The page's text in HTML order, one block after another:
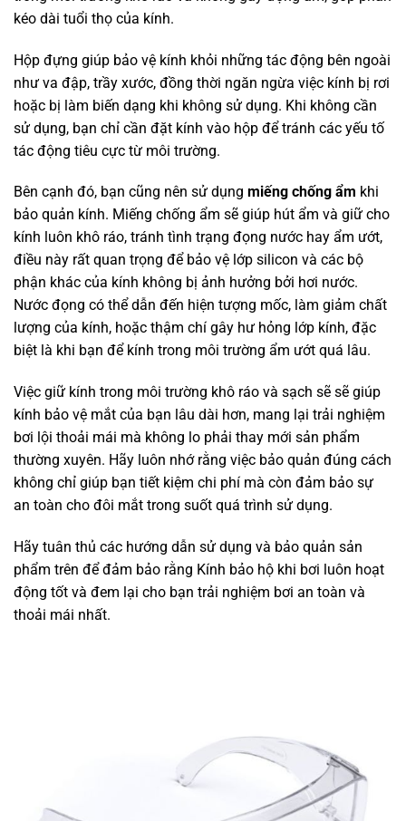
kéo dài tuổi thọ của kính.
Hộp đựng giúp bảo vệ kính khỏi những tác động bên ngoài
như va đập, trầy xước, đồng thời ngăn ngừa việc kính bị rơi
hoặc bị làm biến dạng khi không sử dụng. Khi không cần
sử dụng, bạn chỉ cần đặt kính vào hộp để tránh các yếu tố
tác động tiêu cực từ môi trường.
Bên cạnh đó, bạn cũng nên sử dụng miếng chống ẩm khi
bảo quản kính. Miếng chống ẩm sẽ giúp hút ẩm và giữ cho
kính luôn khô ráo, tránh tình trạng đọng nước hay ẩm ướt,
điều này rất quan trọng để bảo vệ lớp silicon và các bộ
phận khác của kính không bị ảnh hưởng bởi hơi nước.
Nước đọng có thể dẫn đến hiện tượng mốc, làm giảm chất
lượng của kính, hoặc thậm chí gây hư hỏng lớp kính, đặc
biệt là khi bạn để kính trong môi trường ẩm ướt quá lâu.
Việc giữ kính trong môi trường khô ráo và sạch sẽ sẽ giúp
kính bảo vệ mắt của bạn lâu dài hơn, mang lại trải nghiệm
bơi lội thoải mái mà không lo phải thay mới sản phẩm
thường xuyên. Hãy luôn nhớ rằng việc bảo quản đúng cách
không chỉ giúp bạn tiết kiệm chi phí mà còn đảm bảo sự
an toàn cho đôi mắt trong suốt quá trình sử dụng.
Hãy tuân thủ các hướng dẫn sử dụng và bảo quản sản
phẩm trên để đảm bảo rằng Kính bảo hộ khi bơi luôn hoạt
động tốt và đem lại cho bạn trải nghiệm bơi an toàn và
thoải mái nhất.